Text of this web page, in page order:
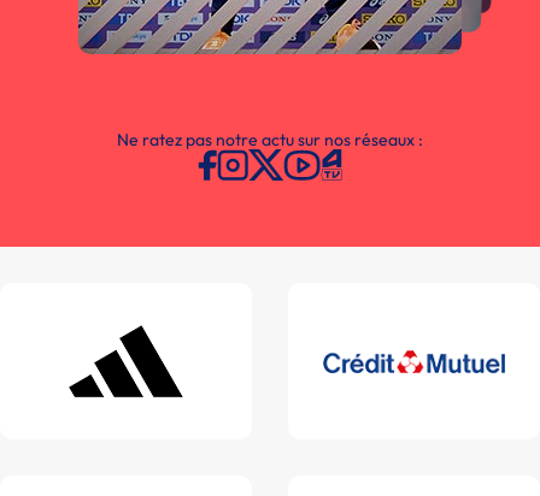
Ne ratez pas notre actu sur nos réseaux :